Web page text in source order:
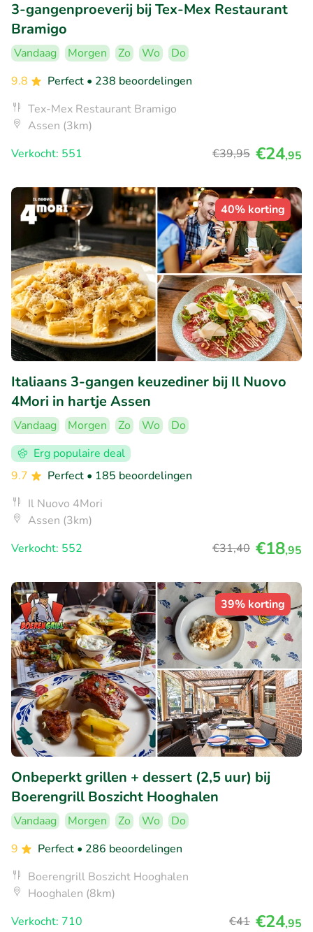
3-gangenproeverij bij Tex-Mex Restaurant
Bramigo
Vandaag Morgen Zo Wo
Do
9.8
Perfect • 238 beoordelingen
Tex-Mex Restaurant Bramigo
Assen (3km)
Verkocht: 551
€39,95 €24,95
40% korting
Italiaans 3-gangen keuzediner bij Il Nuovo
4Mori in hartje Assen
Vandaag Morgen Zo Wo
Do
Erg populaire deal
9.7
Perfect • 185 beoordelingen
Il Nuovo 4Mori
Assen (3km)
Verkocht: 552
€31,40 €18,95
39% korting
Onbeperkt grillen + dessert (2,5 uur) bij
Boerengrill Boszicht Hooghalen
Vandaag Morgen Zo Wo
Do
9
Perfect • 286 beoordelingen
Boerengrill Boszicht Hooghalen
Hooghalen (8km)
Verkocht: 710
€41 €24,95